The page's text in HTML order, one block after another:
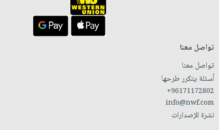
تواصل معنا
تواصل معنا
أسئلة يتكرر طرحها
+96171172802
info@nwf.com
نشرة الإصدارات